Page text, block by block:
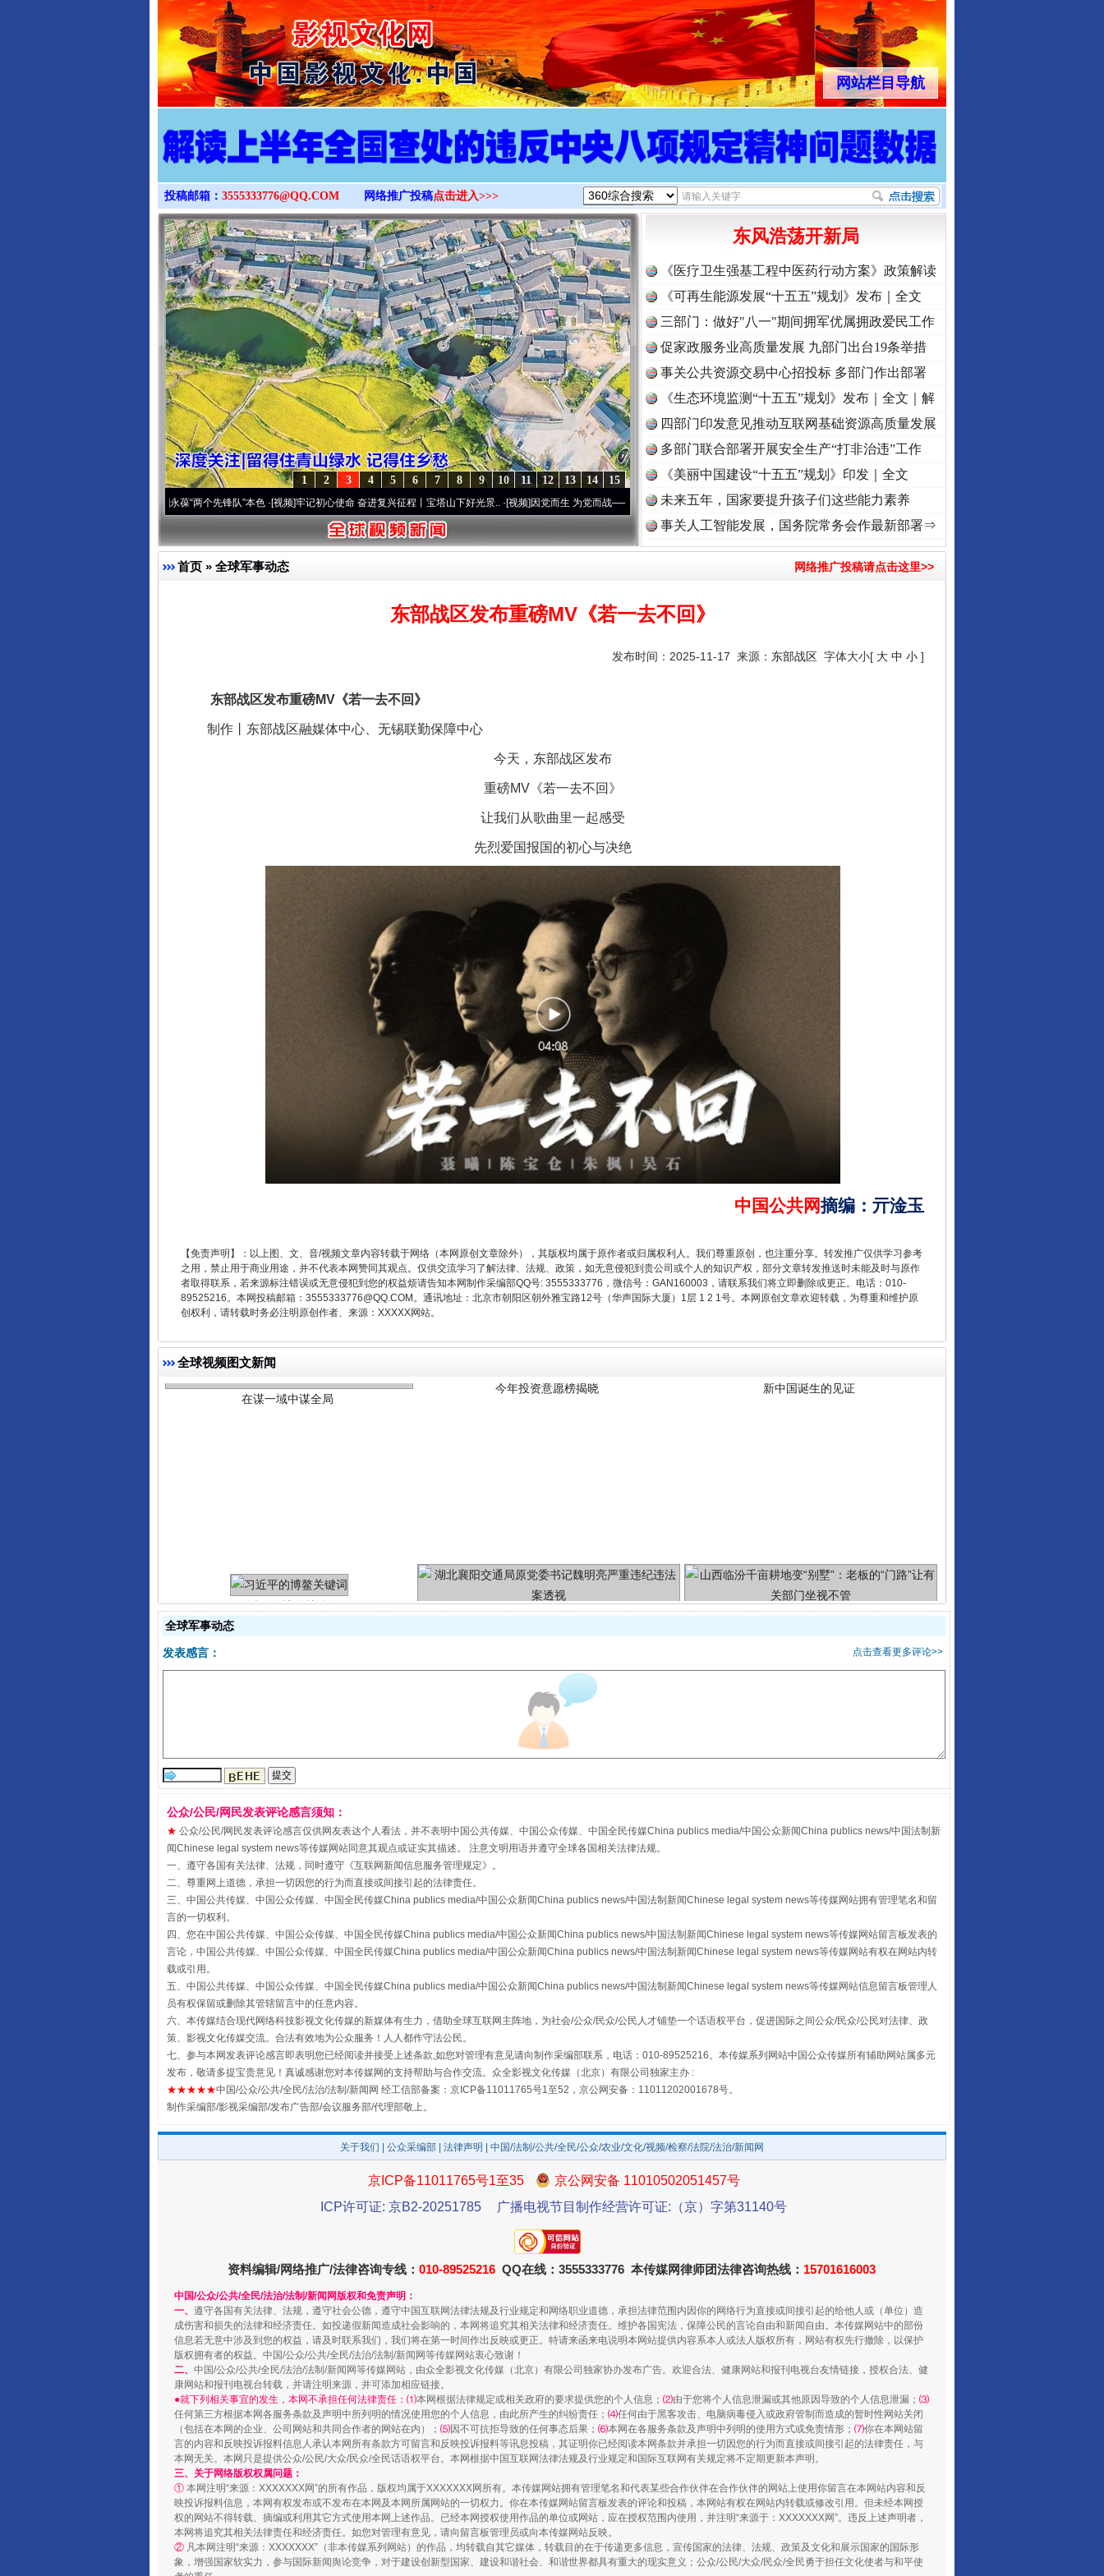
>
网站栏目导航
投稿邮箱： 3555333776@QQ.COM 网络推广投稿点击进入>>>
15
14
13
12
11
10
9
8
7
6
5
4
3
2
1
永葆“两个先锋队”本色·[视频]牢记初心使命 奋进复兴征程丨宝塔山下好光景..·[视频]因党而生 为党而战——百年“纪”事⑧加强纪律..·[视频]牢记初心使命 奋进复兴征程丨“转折之城”激荡..
东风浩荡开新局
《医疗卫生强基工程中医药行动方案》政策解读
《可再生能源发展“十五五”规划》发布｜全文
三部门：做好"八一"期间拥军优属拥政爱民工作
促家政服务业高质量发展 九部门出台19条举措
事关公共资源交易中心招投标 多部门作出部署
《生态环境监测“十五五”规划》发布｜全文｜解
读
四部门印发意见推动互联网基础资源高质量发展
多部门联合部署开展安全生产“打非治违”工作
《美丽中国建设“十五五”规划》印发｜全文
未来五年，国家要提升孩子们这些能力素养
事关人工智能发展，国务院常务会作最新部署⇒
首页 » 全球军事动态 网络推广投稿请点击这里>>
东部战区发布重磅MV《若一去不回》
发布时间：2025-11-17 来源： 东部战区 字体大小[ 大 中 小 ]
东部战区发布重磅MV《若一去不回》
制作丨东部战区融媒体中心、无锡联勤保障中心
今天，东部战区发布
重磅MV《若一去不回》
让我们从歌曲里一起感受
先烈爱国报国的初心与决绝
中国公共网摘编 ： 亓淦玉
【免责声明】：以上图、文、音/视频文章内容转载于网络（本网原创文章除外），其版权均属于原作者或归属权利人。我们尊重原创，也注重分享。转发推广仅供学习参考
之用，禁止用于商业用途，并不代表本网赞同其观点。仅供交流学习了解法律、法规、政策，如无意侵犯到贵公司或个人的知识产权，部分文章转发推送时未能及时与原作
者取得联系，若来源标注错误或无意侵犯到您的权益烦请告知本网制作采编部QQ号: 3555333776，微信号：GAN160003，请联系我们将立即删除或更正。电话：010-
89525216。本网投稿邮箱：3555333776@QQ.COM。通讯地址：北京市朝阳区朝外雅宝路12号（华声国际大厦）1层 1 2 1号。本网原创文章欢迎转载，为尊重和维护原
创权利，请转载时务必注明原创作者、来源：XXXXX网站。
全球视频图文新闻
网上购药对药下症？
“神药”背后的真相
谢谢有你温暖了四季 法官巧妙执行解纠纷
在谋一域中谋全局
今年投资意愿榜揭晓 新中国诞生的见证
生物安全法正式实施
揭批美国五大"原罪" "炒鞋教程"里的骗局 习近平的“航天情”
珠宝鉴定乱象
重拳出击！专项整治午间酒驾
站台名比不上好声名
走近一线检察官
全球军事动态
点击查看更多评论>>
发表感言：
公众/公民/网民发表评论感言须知：
★ 公众/公民/网民发表评论感言仅供网友表达个人看法，并不表明中国公共传媒、中国公众传媒、中国全民传媒China publics media/中国公众新闻China publics news/中国法制新
闻Chinese legal system news等传媒网站同意其观点或证实其描述。 注意文明用语并遵守全球各国相关法律法规。
一、遵守各国有关法律、法规，同时遵守《互联网新闻信息服务管理规定》。
二、尊重网上道德，承担一切因您的行为而直接或间接引起的法律责任。
三、中国公共传媒、中国公众传媒、中国全民传媒China publics media/中国公众新闻China publics news/中国法制新闻Chinese legal system news等传媒网站拥有管理笔名和留
言的一切权利。
四、您在中国公共传媒、中国公众传媒、中国全民传媒China publics media/中国公众新闻China publics news/中国法制新闻Chinese legal system news等传媒网站留言板发表的
言论，中国公共传媒、中国公众传媒、中国全民传媒China publics media/中国公众新闻China publics news/中国法制新闻Chinese legal system news等传媒网站有权在网站内转
载或引用。
五、中国公共传媒、中国公众传媒、中国全民传媒China publics media/中国公众新闻China publics news/中国法制新闻Chinese legal system news等传媒网站信息留言板管理人
员有权保留或删除其管辖留言中的任意内容。
六、本传媒结合现代网络科技影视文化传媒的新媒体有生力，借助全球互联网主阵地，为社会/公众/民众/公民人才铺垫一个话语权平台，促进国际之间公众/民众/公民对法律、政
策、影视文化传媒交流。合法有效地为公众服务！人人都作守法公民。
七、参与本网发表评论感言即表明您已经阅读并接受上述条款,如您对管理有意见请向制作采编部联系，电话：010-89525216。本传媒系列网站中国公众传媒所有辅助网站属多元
发布，敬请多提宝贵意见！真诚感谢您对本传媒网的支持帮助与合作交流。众全影视文化传媒（北京）有限公司独家主办 :
★★★★★中国/公众/公共/全民/法治/法制/新闻网 经工信部备案：京ICP备11011765号1至52，京公网安备：11011202001678号。
制作采编部/影视采编部/发布广告部/会议服务部/代理部敬上。
关于我们 公众采编部 法律声明 | 中国/法制/公共/全民/公众/农业/文化/视频/检察/法院/法治/新闻网
京ICP备11011765号1至35
京公网安备 11010502051457号
ICP许可证: 京B2-20251785
广播电视节目制作经营许可证:（京）字第31140号
资料编辑/网络推广/法律咨询专线： 010-89525216 QQ在线：3555333776 本传媒网律师团法律咨询热线： 15701616003
中国/公众/公共/全民/法治/法制/新闻网版权和免责声明：
一、 遵守各国有关法律、法规，遵守社会公德，遵守中国互联网法律法规及行业规定和网络职业道德，承担法律范围内因你的网络行为直接或间接引起的给他人或（单位）造
成伤害和损失的法律和经济责任。如投递假新闻造成社会影响的，本网将追究其相关法律和经济责任。维护各国宪法，保障公民的言论自由和新闻自由。本传媒网站中的部份
信息若无意中涉及到您的权益，请及时联系我们，我们将在第一时间作出反映或更正。特请来函来电说明本网站提供内容系本人或法人版权所有，网站有权先行撤除，以保护
版权拥有者的权益。中国/公众/公共/全民/法治/法制/新闻网等传媒网站衷心致谢！
二、 中国/公众/公共/全民/法治/法制/新闻网等传媒网站，由众全影视文化传媒（北京）有限公司独家协办发布广告。欢迎合法、健康网站和报刊电视台友情链接，授权合法、健
康网站和报刊电视台转载，并请注明来源，并可添加相应链接。
●就下列相关事宜的发生，本网不承担任何法律责任：⑴本网根据法律规定或相关政府的要求提供您的个人信息； ⑵由于您将个人信息泄漏或其他原因导致的个人信息泄漏； ⑶
任何第三方根据本网各服务条款及声明中所列明的情况使用您的个人信息，由此所产生的纠纷责任； ⑷任何由于黑客攻击、电脑病毒侵入或政府管制而造成的暂时性网站关闭
（包括在本网的企业、公司网站和共同合作者的网站在内）； ⑸因不可抗拒导致的任何事态后果； ⑹本网在各服务条款及声明中列明的使用方式或免责情形； ⑺你在本网站留
言的内容和反映投诉报料信息人承认本网所有条款方可留言和反映投诉报料等讯息投稿，其证明你已经阅读本网条款并承担一切因您的行为而直接或间接引起的法律责任，与
本网无关。本网只是提供公众/公民/大众/民众/全民话语权平台。本网根据中国互联网法律法规及行业规定和国际互联网有关规定将不定期更新本声明。
三、关于网络版权权属问题：
① 本网注明“来源：XXXXXXX网”的所有作品，版权均属于XXXXXXX网所有。本传媒网站拥有管理笔名和代表某些合作伙伴在合作伙伴的网站上使用你留言在本网站内容和反
映投诉报料信息，本网有权发布或不发布在本网及本网所属网站的一切权力。你在本传媒网站留言板发表的评论和投稿，本网站有权在网站内转载或修改引用。但未经本网授
权的网站不得转载、摘编或利用其它方式使用本网上述作品。已经本网授权使用作品的单位或网站，应在授权范围内使用，并注明“来源于：XXXXXXX网”。违反上述声明者，
本网将追究其相关法律责任和经济责任。如您对管理有意见，请向留言板管理员或向本传媒网站反映。
② 凡本网注明“来源：XXXXXXX”（非本传媒系列网站）的作品，均转载自其它媒体，转载目的在于传递更多信息，宣传国家的法律、法规、政策及文化和展示国家的国际形
象，增强国家软实力，参与国际新闻舆论竞争，对于建设创新型国家、建设和谐社会、和谐世界都具有重大的现实意义；公众/公民/大众/民众/全民勇于担任文化使者与和平使